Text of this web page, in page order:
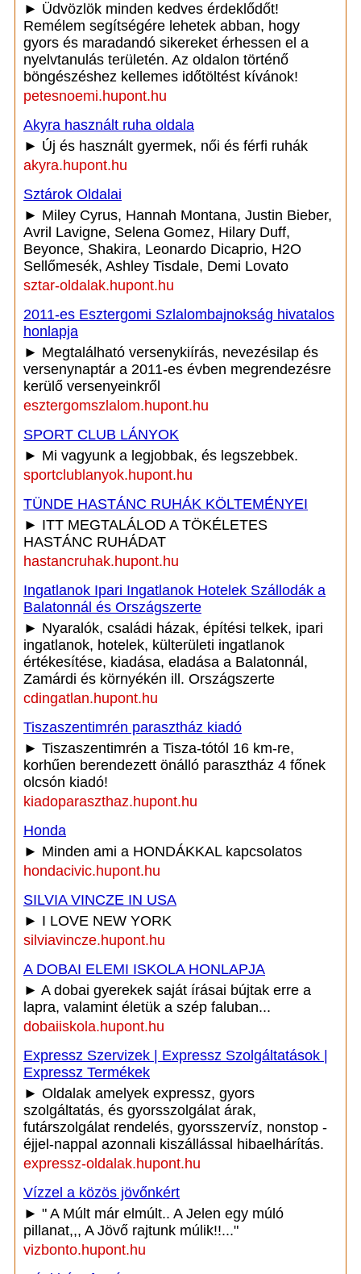
► Üdvözlök minden kedves érdeklődőt!
Remélem segítségére lehetek abban, hogy
gyors és maradandó sikereket érhessen el a
nyelvtanulás területén. Az oldalon történő
böngészéshez kellemes időtöltést kívánok!
petesnoemi.hupont.hu
Akyra használt ruha oldala
► Új és használt gyermek, női és férfi ruhák
akyra.hupont.hu
Sztárok Oldalai
► Miley Cyrus, Hannah Montana, Justin Bieber,
Avril Lavigne, Selena Gomez, Hilary Duff,
Beyonce, Shakira, Leonardo Dicaprio, H2O
Sellőmesék, Ashley Tisdale, Demi Lovato
sztar-oldalak.hupont.hu
2011-es Esztergomi Szlalombajnokság hivatalos
honlapja
► Megtalálható versenykiírás, nevezésilap és
versenynaptár a 2011-es évben megrendezésre
kerülő versenyeinkről
esztergomszlalom.hupont.hu
SPORT CLUB LÁNYOK
► Mi vagyunk a legjobbak, és legszebbek.
sportclublanyok.hupont.hu
TÜNDE HASTÁNC RUHÁK KÖLTEMÉNYEI
► ITT MEGTALÁLOD A TÖKÉLETES
HASTÁNC RUHÁDAT
hastancruhak.hupont.hu
Ingatlanok Ipari Ingatlanok Hotelek Szállodák a
Balatonnál és Országszerte
► Nyaralók, családi házak, építési telkek, ipari
ingatlanok, hotelek, külterületi ingatlanok
értékesítése, kiadása, eladása a Balatonnál,
Zamárdi és környékén ill. Országszerte
cdingatlan.hupont.hu
Tiszaszentimrén parasztház kiadó
► Tiszaszentimrén a Tisza-tótól 16 km-re,
korhűen berendezett önálló parasztház 4 főnek
olcsón kiadó!
kiadoparaszthaz.hupont.hu
Honda
► Minden ami a HONDÁKKAL kapcsolatos
hondacivic.hupont.hu
SILVIA VINCZE IN USA
► I LOVE NEW YORK
silviavincze.hupont.hu
A DOBAI ELEMI ISKOLA HONLAPJA
► A dobai gyerekek saját írásai bújtak erre a
lapra, valamint életük a szép faluban...
dobaiiskola.hupont.hu
Expressz Szervizek | Expressz Szolgáltatások |
Expressz Termékek
► Oldalak amelyek expressz, gyors
szolgáltatás, és gyorsszolgálat árak,
futárszolgálat rendelés, gyorsszervíz, nonstop -
éjjel-nappal azonnali kiszállással hibaelhárítás.
expressz-oldalak.hupont.hu
Vízzel a közös jövőnkért
► " A Múlt már elmúlt.. A Jelen egy múló
pillanat,,, A Jövő rajtunk múlik!!..."
vizbonto.hupont.hu